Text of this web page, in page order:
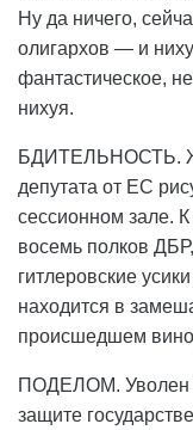
Ну да ничего,
олигархов — и
фантастическое,
нихуя.
БДИТЕЛЬНОСТЬ.
депутата от ЕС
сессионном зале.
восемь полков
гитлеровские
находится в
происшедшем
ПОДЕЛОМ. Уволен
защите